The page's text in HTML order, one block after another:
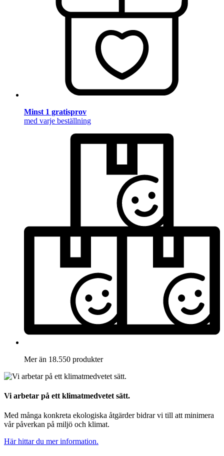
Minst 1 gratisprov
med varje beställning
Mer än 18.550 produkter
Vi arbetar på ett klimatmedvetet sätt.
Med många konkreta ekologiska åtgärder bidrar vi till att minimera
vår påverkan på miljö och klimat.
Här hittar du mer information.